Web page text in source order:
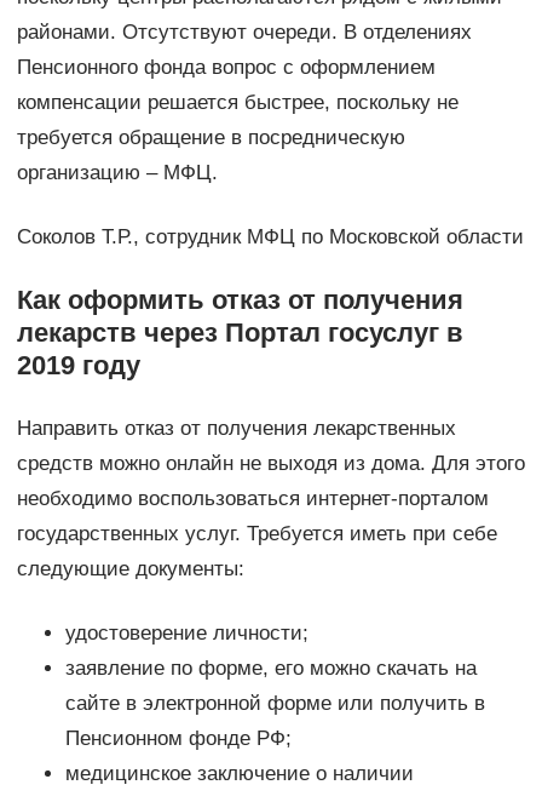
районами. Отсутствуют очереди. В отделениях
Пенсионного фонда вопрос с оформлением
компенсации решается быстрее, поскольку не
требуется обращение в посредническую
организацию – МФЦ.
Соколов Т.Р., сотрудник МФЦ по Московской области
Как оформить отказ от получения
лекарств через Портал госуслуг в
2019 году
Направить отказ от получения лекарственных
средств можно онлайн не выходя из дома. Для этого
необходимо воспользоваться интернет-порталом
государственных услуг. Требуется иметь при себе
следующие документы:
удостоверение личности;
заявление по форме, его можно скачать на
сайте в электронной форме или получить в
Пенсионном фонде РФ;
медицинское заключение о наличии